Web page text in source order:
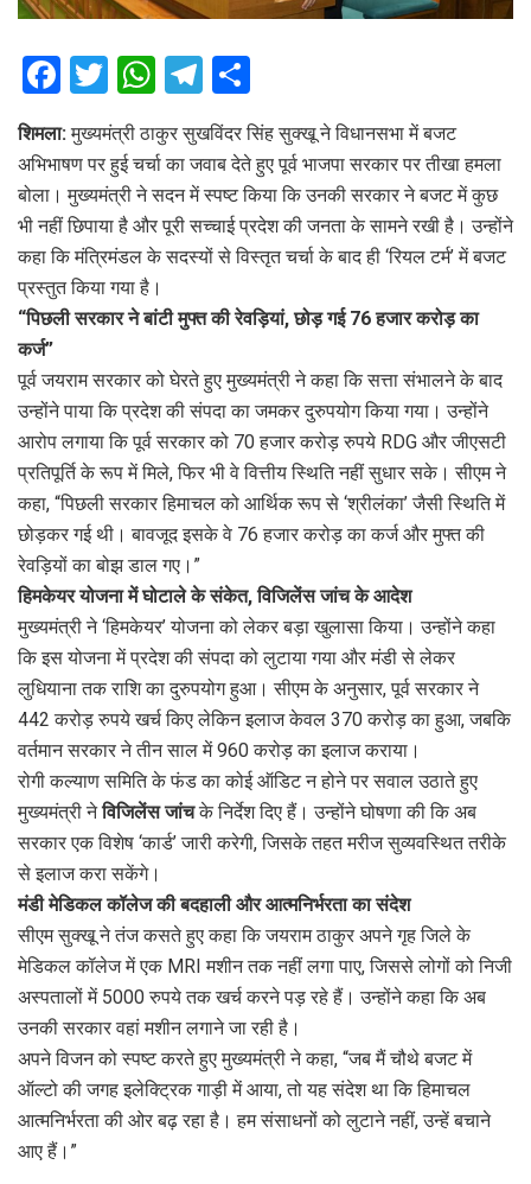
F
ce
b
o
o
k
T
wi
tt
er
W
at
s
A
p
p
T
el
e
gr
a
m
h
ar
e
शिमला: मुख्यमंत्री ठाकुर सुखविंदर सिंह सुक्खू ने विधानसभा में बजट
अभिभाषण पर हुई चर्चा का जवाब देते हुए पूर्व भाजपा सरकार पर तीखा हमला
बोला। मुख्यमंत्री ने सदन में स्पष्ट किया कि उनकी सरकार ने बजट में कुछ
भी नहीं छिपाया है और पूरी सच्चाई प्रदेश की जनता के सामने रखी है। उन्होंने
कहा कि मंत्रिमंडल के सदस्यों से विस्तृत चर्चा के बाद ही ‘रियल टर्म’ में बजट
प्रस्तुत किया गया है।
“पिछली सरकार ने बांटी मुफ्त की रेवड़ियां, छोड़ गई 76 हजार करोड़ का
कर्ज”
पूर्व जयराम सरकार को घेरते हुए मुख्यमंत्री ने कहा कि सत्ता संभालने के बाद
उन्होंने पाया कि प्रदेश की संपदा का जमकर दुरुपयोग किया गया। उन्होंने
आरोप लगाया कि पूर्व सरकार को 70 हजार करोड़ रुपये RDG और जीएसटी
प्रतिपूर्ति के रूप में मिले, फिर भी वे वित्तीय स्थिति नहीं सुधार सके। सीएम ने
कहा, “पिछली सरकार हिमाचल को आर्थिक रूप से ‘श्रीलंका’ जैसी स्थिति में
छोड़कर गई थी। बावजूद इसके वे 76 हजार करोड़ का कर्ज और मुफ्त की
रेवड़ियों का बोझ डाल गए।”
हिमकेयर योजना में घोटाले के संकेत, विजिलेंस जांच के आदेश
मुख्यमंत्री ने ‘हिमकेयर’ योजना को लेकर बड़ा खुलासा किया। उन्होंने कहा
कि इस योजना में प्रदेश की संपदा को लुटाया गया और मंडी से लेकर
लुधियाना तक राशि का दुरुपयोग हुआ। सीएम के अनुसार, पूर्व सरकार ने
442 करोड़ रुपये खर्च किए लेकिन इलाज केवल 370 करोड़ का हुआ, जबकि
वर्तमान सरकार ने तीन साल में 960 करोड़ का इलाज कराया।
रोगी कल्याण समिति के फंड का कोई ऑडिट न होने पर सवाल उठाते हुए
मुख्यमंत्री नेविजिलेंस जांचके निर्देश दिए हैं। उन्होंने घोषणा की कि अब
सरकार एक विशेष ‘कार्ड’ जारी करेगी, जिसके तहत मरीज सुव्यवस्थित तरीके
से इलाज करा सकेंगे।
मंडी मेडिकल कॉलेज की बदहाली और आत्मनिर्भरता का संदेश
सीएम सुक्खू ने तंज कसते हुए कहा कि जयराम ठाकुर अपने गृह जिले के
मेडिकल कॉलेज में एक MRI मशीन तक नहीं लगा पाए, जिससे लोगों को निजी
अस्पतालों में 5000 रुपये तक खर्च करने पड़ रहे हैं। उन्होंने कहा कि अब
उनकी सरकार वहां मशीन लगाने जा रही है।
अपने विजन को स्पष्ट करते हुए मुख्यमंत्री ने कहा, “जब मैं चौथे बजट में
ऑल्टो की जगह इलेक्ट्रिक गाड़ी में आया, तो यह संदेश था कि हिमाचल
आत्मनिर्भरता की ओर बढ़ रहा है। हम संसाधनों को लुटाने नहीं, उन्हें बचाने
आए हैं।”